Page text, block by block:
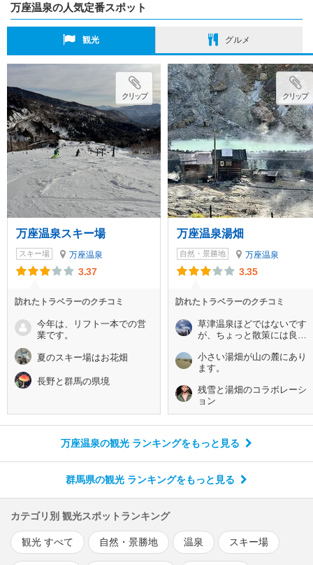
万座温泉の人気定番スポット
観光 グルメ
クリップ
万座温泉スキー場
スキー場 万座温泉
3.37
訪れたトラベラーのクチコミ
今年は、リフト一本での営
業です。
夏のスキー場はお花畑
長野と群馬の県境
クリップ
万座温泉湯畑
自然・景勝地 万座温泉
3.35
訪れたトラベラーのクチコミ
草津温泉ほどではないです
が、ちょっと散策には良い
小さい湯畑が山の麓にあり
ます。
残雪と湯畑のコラボレーシ
ョン
万座温泉の観光 ランキングをもっと見る
群馬県の観光 ランキングをもっと見る
カテゴリ別 観光スポットランキング
観光 すべて 自然・景勝地 温泉 スキー場